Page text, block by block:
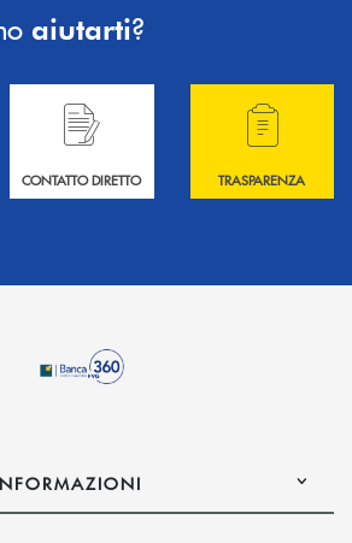
aiutarti?
delle filiali .
Hai bisogno di informazioni? Contattaci !
CONTATTO DIRETTO
Hai bisogno di
TRASPARENZA